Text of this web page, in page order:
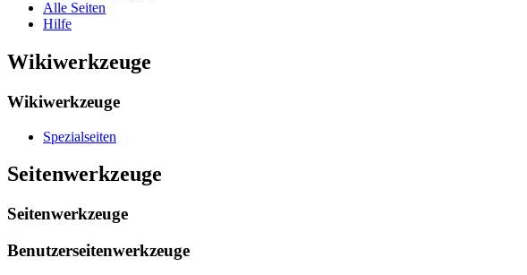
Alle Seiten
Hilfe
Wikiwerkzeuge
Wikiwerkzeuge
Spezialseiten
Seitenwerkzeuge
Seitenwerkzeuge
Benutzerseitenwerkzeuge